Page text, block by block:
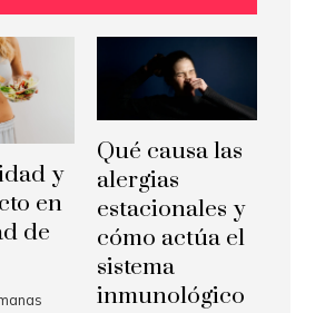
y
en
de
Qué causa las
alergias
estacionales y
cómo actúa el
sistema
inmunológico